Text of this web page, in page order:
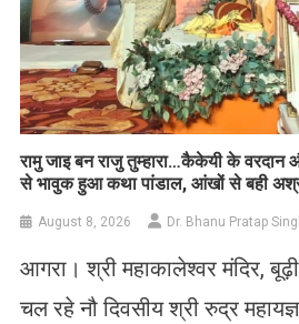
रामु जाइ बन राजु तुम्हारा…कैकेयी के वरदान
से भावुक हुआ कथा पांडाल, आंखों से बही
August 8, 2026 Dr. Bhanu Pratap
आगरा। श्री महाकालेश्वर मंदिर,
चल रहे नौ दिवसीय श्री रुद्र